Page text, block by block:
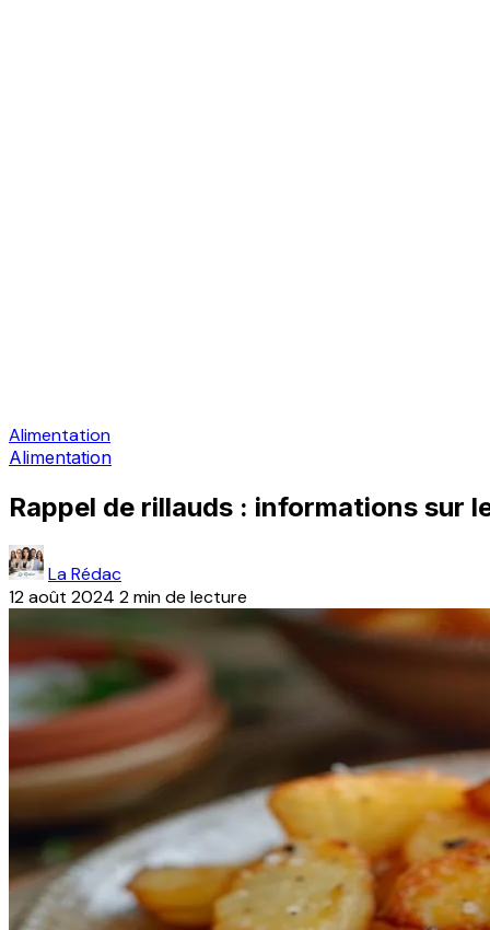
Alimentation
Alimentation
Rappel de rillauds : informations sur
La Rédac
12 août 2024 2 min de lecture